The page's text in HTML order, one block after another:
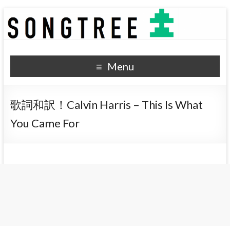
SONGTREE
洋楽歌詞の和訳なら
Menu
歌詞和訳！Calvin Harris – This Is What
You Came For